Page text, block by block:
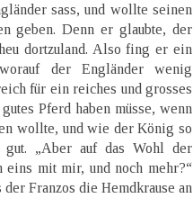
sass, und wollte seinen
geben. Denn er glaubte, der
dortzuland. Also fing er ein
der Engländer wenig
für ein reiches und grosses
Pferd haben müsse, wenn
wollte, und wie der König so
„Aber auf das Wohl der
mit mir, und noch mehr?“
Franzos die Hemdkrause an